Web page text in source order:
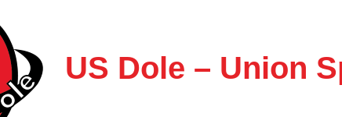
US Dole – Union